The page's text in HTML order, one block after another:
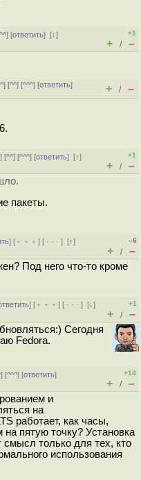
] [ответить][↓]
+1
+ / –
^] [^^] [^^^] [ответить]
+ / –
] [^^] [^^^] [ответить][↑]
+1
+ / –
пакеты.
] [ ﹢﹢﹢] [ · · ·][↑]
–6
+ / –
Под него что-то кроме
] [ ﹢﹢﹢] [ · · ·][↓]
+1
+ / –
Сегодня
Fedora.
] [^^^] [ответить]
+14
+ / –
и
на
работает, как часы,
на пятую точку? Установка
только для тех, кто
использования